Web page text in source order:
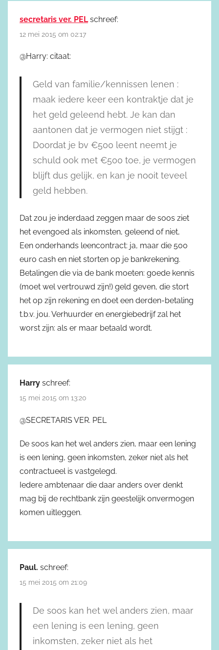
secretaris ver. PEL schreef:
12 mei 2015 om 02:17
@Harry: citaat:
Geld van familie/kennissen lenen :
maak iedere keer een kontraktje dat je
het geld geleend hebt. Je kan dan
aantonen dat je vermogen niet stijgt :
Doordat je bv €500 leent neemt je
schuld ook met €500 toe, je vermogen
blijft dus gelijk, en kan je nooit teveel
geld hebben.
Dat zou je inderdaad zeggen maar de soos ziet
het evengoed als inkomsten, geleend of niet,
Een onderhands leencontract: ja, maar die 500
euro cash en niet storten op je bankrekening.
Betalingen die via de bank moeten: goede kennis
(moet wel vertrouwd zijn!) geld geven, die stort
het op zijn rekening en doet een derden-betaling
t.b.v. jou. Verhuurder en energiebedrijf zal het
worst zijn: als er maar betaald wordt.
Harry schreef:
15 mei 2015 om 13:20
@SECRETARIS VER. PEL
De soos kan het wel anders zien, maar een lening
is een lening, geen inkomsten, zeker niet als het
contractueel is vastgelegd.
Iedere ambtenaar die daar anders over denkt
mag bij de rechtbank zijn geestelijk onvermogen
komen uitleggen.
Paul. schreef:
15 mei 2015 om 21:09
De soos kan het wel anders zien, maar
een lening is een lening, geen
inkomsten, zeker niet als het